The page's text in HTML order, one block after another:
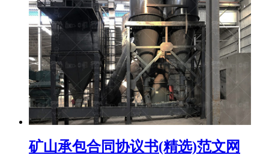
矿山承包合同协议书(精选)范文网